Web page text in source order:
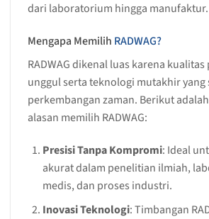
dari laboratorium hingga manufaktur.
Mengapa Memilih RADWAG?
RADWAG dikenal luas karena
unggul serta teknologi mutakhir
perkembangan zaman. Berikut
alasan memilih RADWAG:
Presisi Tanpa Kompromi: Ideal
akurat dalam penelitian ilmiah,
medis, dan proses industri.
Inovasi Teknologi: Timbangan